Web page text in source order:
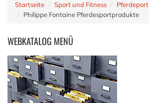
Startseite Sport und Fitness
Pferdeport
Philippe Fontaine Pferdesportprodukte
WEBKATALOG MENÜ